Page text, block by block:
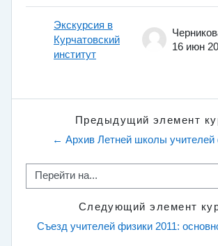
Экскурсия в
Курчатовский
институт
16 июн
Предыдущий элемент
← Архив Летней школы учителей
Перейти на...
Следующий элемент
Съезд учителей физики 2011: